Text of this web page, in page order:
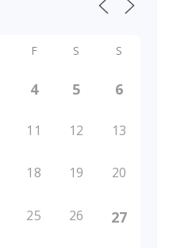
F S S
4 5 6
11 12 13
18 19 20
25 26 27